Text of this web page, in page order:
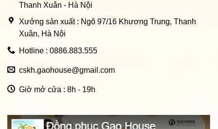
Thanh Xuân - Hà Nội
Xưởng sản xuất : Ngõ 97/16 Khương Trung, Thanh
Xuân, Hà Nội
Hotline : 0886.883.555
cskh.gaohouse@gmail.com
Giờ mở cửa : 8h - 19h